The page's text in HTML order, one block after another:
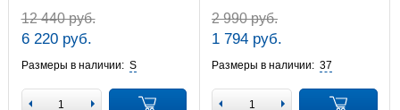
12 440 руб.
6 220 руб.
Размеры в наличии: S
2 990 руб.
1 794 руб.
Размеры в наличии: 37